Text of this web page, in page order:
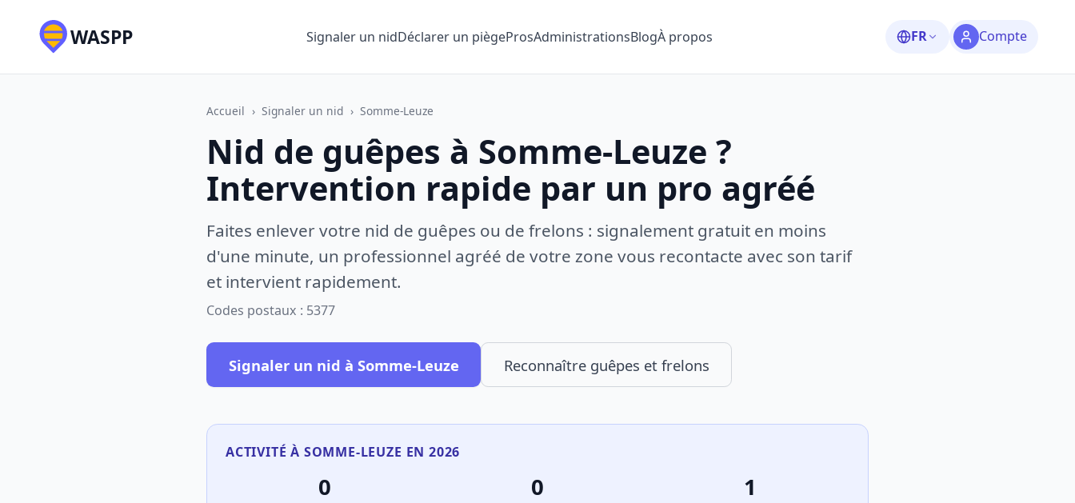
WASPP Signaler un nidDéclarer un piègeProsAdministrationsBlogÀ propos FR Compte
Accueil › Signaler un nid › Somme-Leuze
Nid de guêpes à Somme-Leuze ?
Intervention rapide par un pro agréé
Faites enlever votre nid de guêpes ou de frelons : signalement gratuit en moins
d'une minute, un professionnel agréé de votre zone vous recontacte avec son tarif
et intervient rapidement.
Codes postaux : 5377
Signaler un nid à Somme-Leuze Reconnaître guêpes et frelons
ACTIVITÉ À SOMME-LEUZE EN 2026
0 0 1